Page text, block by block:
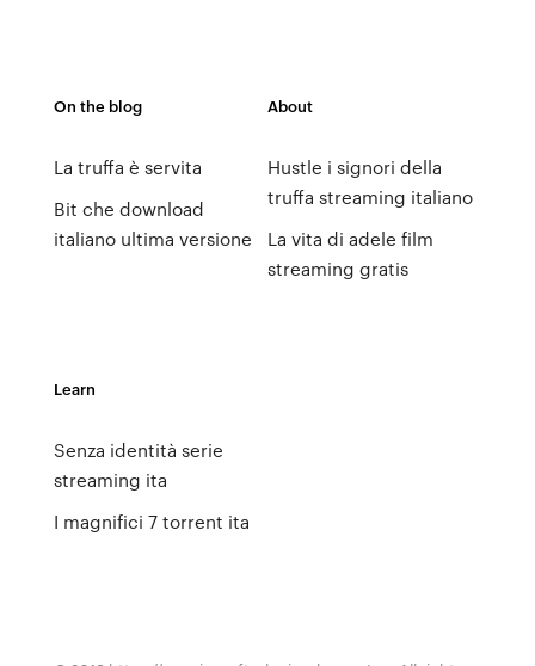
On the blog
La truffa è servita
Bit che download
italiano ultima versione
About
Hustle i signori della
truffa streaming italiano
La vita di adele film
streaming gratis
Learn
Senza identità serie
streaming ita
I magnifici 7 torrent ita